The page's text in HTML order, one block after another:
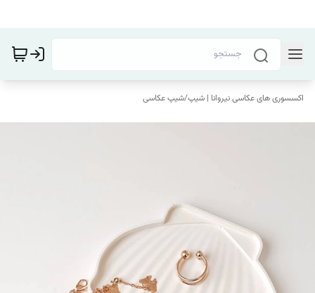
اکسسوری های عکاسی نیروانا | شیپ/شیپ عکاسی